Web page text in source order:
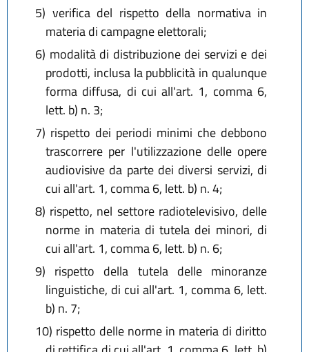
5) verifica del rispetto della normativa in
materia di campagne elettorali;
6) modalità di distribuzione dei servizi e dei
prodotti, inclusa la pubblicità in qualunque
forma diffusa, di cui all'art. 1, comma 6,
lett. b) n. 3;
7) rispetto dei periodi minimi che debbono
trascorrere per l'utilizzazione delle opere
audiovisive da parte dei diversi servizi, di
cui all'art. 1, comma 6, lett. b) n. 4;
8) rispetto, nel settore radiotelevisivo, delle
norme in materia di tutela dei minori, di
cui all'art. 1, comma 6, lett. b) n. 6;
9) rispetto della tutela delle minoranze
linguistiche, di cui all'art. 1, comma 6, lett.
b) n. 7;
10) rispetto delle norme in materia di diritto